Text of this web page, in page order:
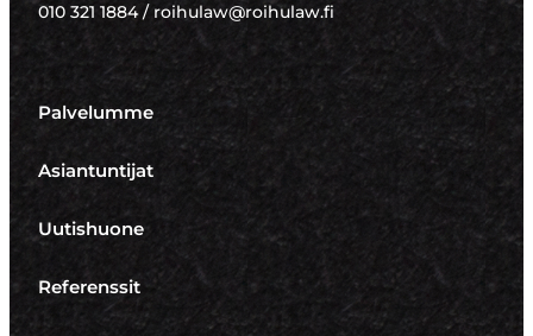
010 321 1884 / roihulaw@roihulaw.fi
Palvelumme
Asiantuntijat
Uutishuone
Referenssit